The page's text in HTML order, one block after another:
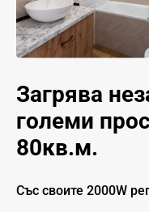
Загрява
големи
80кв.м.
Със своите 2000W